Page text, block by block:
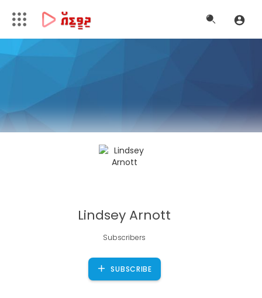
Lindsey Arnott
Subscribers
SUBSCRIBE